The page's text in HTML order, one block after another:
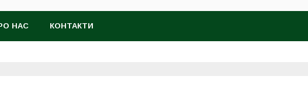
НАС КОНТАКТИ